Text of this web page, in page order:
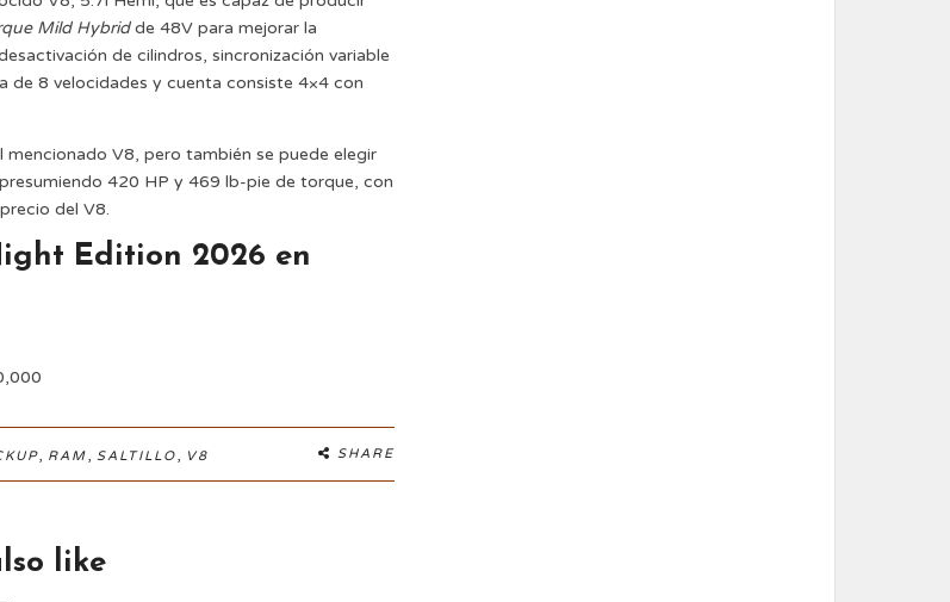
Mild Hybridde 48V para mejorar la
de cilindros, sincronización variable
de 8 velocidades y cuenta consiste 4×4 con
V8, pero también se puede elegir
420 HP y 469 lb-pie de torque, con
del V8.
Edition 2026 en
, RAM, SALTILLO, V8 SHARE
like